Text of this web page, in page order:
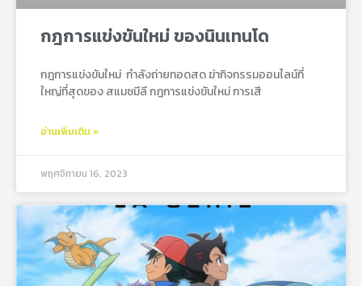
กฎการแข่งขันใหม่ ของนินเทนโด
กฎการแข่งขันใหม่ กําลังถ่ายทอดสด ฆ่ากิจกรรมออนไลน์ที่
ใหญ่ที่สุดของ สแมชมีลี กฎการแข่งขันใหม่ การเสี
อ่านเพิ่มเติม »
พฤศจิกายน 16, 2023